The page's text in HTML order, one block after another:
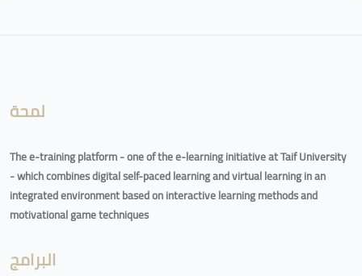
لمحة
The e-training platform - one of the e-learning initiative at Taif University
- which combines digital self-paced learning and virtual learning in an
integrated environment based on interactive learning methods and
motivational game techniques
البرامج